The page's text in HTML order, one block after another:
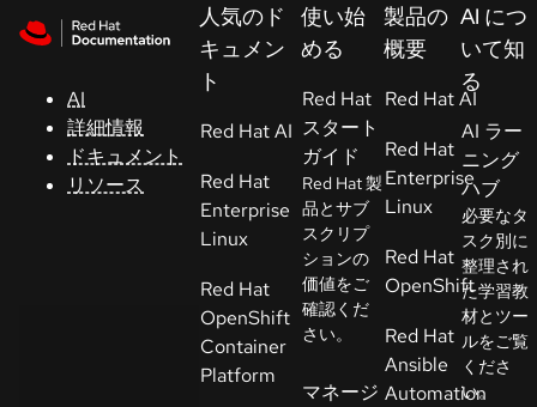
AI
詳細情報
ドキュメント
リソース
ト
コ
ン
ソ
ー
開
人気のド
キュメン
ト
Red Hat AI
Red Hat
Enterprise
Linux
Red Hat
OpenShift
Container
Platform
使い始
める
Red Hat
スタート
ガイド
Red Hat 製
品とサブ
スクリプ
ションの
価値をご
確認くだ
さい。
マネージ
製品の
概要
Red Hat AI
Red Hat
Enterprise
Linux
Red Hat
OpenShift
Red Hat
Ansible
Automation
AI につ
いて知
る
AI ラー
ニング
ハブ
必要なタ
スク別に
整理され
た学習教
材とツー
ルをご覧
くださ
い。